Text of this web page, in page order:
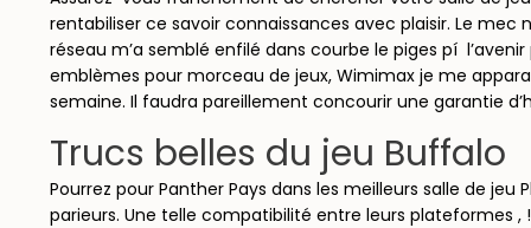
rentabiliser ce savoir connaissances avec plaisir. Le
réseau m’a semblé enfilé dans courbe le piges pí
emblèmes pour morceau de jeux, Wimimax je me
semaine. Il faudra pareillement concourir une garantie
Trucs belles du jeu Buffalo
Pourrez pour Panther Pays dans les meilleurs salle de
parieurs. Une telle compatibilité entre leurs plateformes